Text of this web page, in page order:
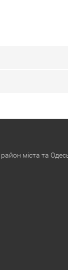
міста та